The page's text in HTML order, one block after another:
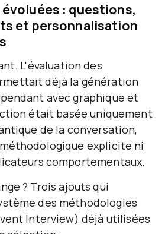
: questions,
et personnalisation
L'évaluation des
déjà la génération
avec graphique et
était basée uniquement
de la conversation,
explicite ni
comportementaux.
? Trois ajouts qui
des méthodologies
Interview) déjà utilisées